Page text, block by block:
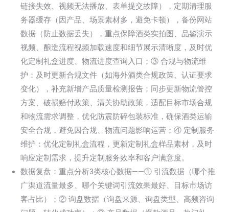
链接失效、视频无法播放、表单提交故障），定期清理服
务器缓存（因产品、场景素材多，避免卡顿），备份网站
数据（防止数据丢失），重点保障酒类实拍图、品鉴演示
视频、酿造流程视频加载速度和细节展示清晰度，及时优
化定制礼盒进度、物流进度查询入口；③ 合规与物流维
护：及时更新合规文件（如海外酒类合规政策、认证要求
变化），补充新增产品质量检测报告；同步更新物流管控
方案、破损赔付政策、清关协助政策，适配目标市场合规
和物流需求调整，优化防震防碎包装标准，确保酒类运输
安全合规，避免因合规、物流问题影响运营；④ 定制服务
维护：优化定制礼盒流程，更新定制礼盒样品素材，及时
响应定制需求，提升定制服务效率和客户满意度。
数据复盘：重点分析3类核心数据——① 引流数据（哪个推
广渠道流量最多、哪个关键词引流效果最好、目标市场访
客占比）；② 询盘数据（询盘来源、询盘类型、高频咨询